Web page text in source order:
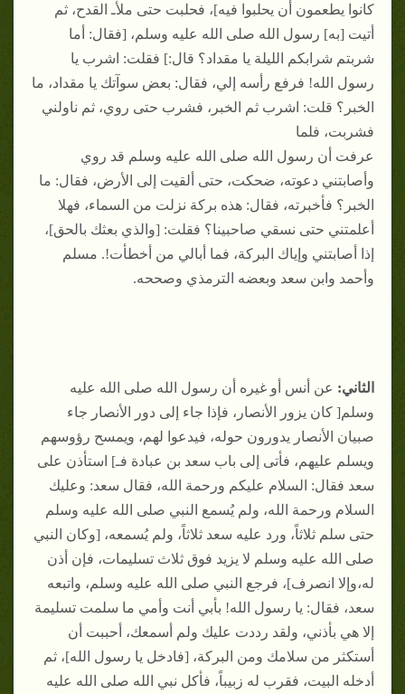
كانوا يطعمون أن يحلبوا فيه]، فحلبت حتى ملأـ القدح، ثم
أتيت [به] رسول الله صلى الله عليه وسلم، [فقال: أما
شربتم شرابكم الليلة يا مقداد؟ قال:] فقلت: اشرب يا
رسول الله! فرفع رأسه إلي، فقال: بعض سوآتك يا مقداد، ما
الخبر؟ قلت: اشرب ثم الخبر، فشرب حتى روي، ثم ناولني
فشربت، فلما
عرفت أن رسول الله صلى الله عليه وسلم قد روي
وأصابتني دعوته، ضحكت، حتى ألقيت إلى الأرض، فقال: ما
الخبر؟ فأخبرته، فقال: هذه بركة نزلت من السماء، فهلا
أعلمتني حتى نسقي صاحبينا؟ فقلت: [والذي بعثك بالحق]،
إذا أصابتني وإياك البركة، فما أبالي من أخطأت!. مسلم
وأحمد وابن سعد وبعضه الترمذي وصححه.
الثاني: عن أنس أو غيره أن رسول الله صلى الله عليه
وسلم[ كان يزور الأنصار، فإذا جاء إلى دور الأنصار جاء
صبيان الأنصار يدورون حوله، فيدعوا لهم، ويمسح رؤوسهم
ويسلم عليهم، فأتى إلى باب سعد بن عبادة فـ] استأذن على
سعد فقال: السلام عليكم ورحمة الله، فقال سعد: وعليك
السلام ورحمة الله، ولم يُسمع النبي صلى الله عليه وسلم
حتى سلم ثلاثاً، ورد عليه سعد ثلاثاً، ولم يُسمعه، [وكان النبي
صلى الله عليه وسلم لا يزيد فوق ثلاث تسليمات، فإن أذن
له،وإلا انصرف]، فرجع النبي صلى الله عليه وسلم، واتبعه
سعد، فقال: يا رسول الله! بأبي أنت وأمي ما سلمت تسليمة
إلا هي بأذني، ولقد رددت عليك ولم أسمعك، أحببت أن
أستكثر من سلامك ومن البركة، [فادخل يا رسول الله]، ثم
أدخله البيت، فقرب له زبيباً، فأكل نبي الله صلى الله عليه